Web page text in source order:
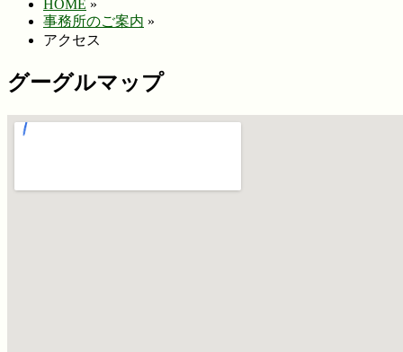
HOME »
事務所のご案内 »
アクセス
グーグルマップ